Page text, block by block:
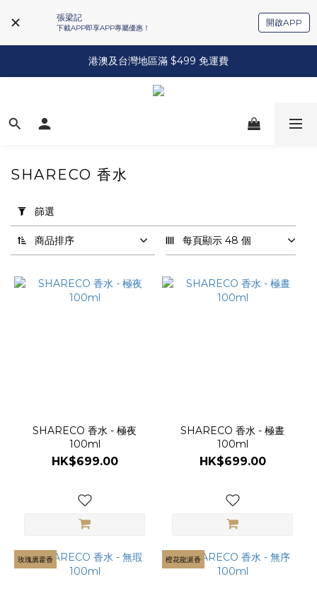
張梁記
下載APP即享APP專屬優惠！
開啟APP
港澳及台灣地區滿 $499 免運費
用
篩
選
(0/20)
品
SHARECO 香水
篩選
商品排序 每頁顯示 48 個
SHARECO 香水 - 極夜
100ml
HK$699.00
SHARECO 香水 - 極晝
100ml
HK$699.00
玫瑰廣藿香 橙花龍涎香